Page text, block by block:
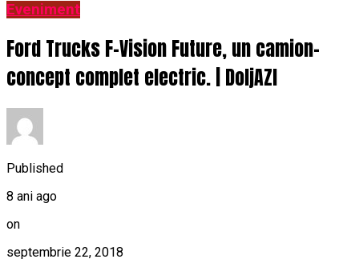
Eveniment
Ford Trucks F-Vision Future, un camion-
concept complet electric. | DoljAZI
Published
8 ani ago
on
septembrie 22, 2018